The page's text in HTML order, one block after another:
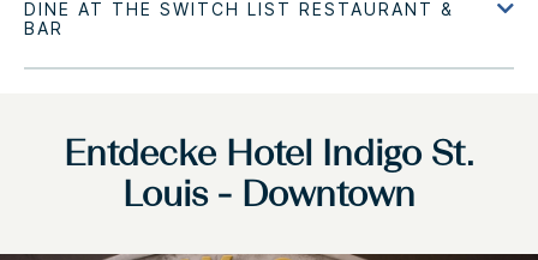
Entdecke Hotel Indigo St.
Louis - Downtown